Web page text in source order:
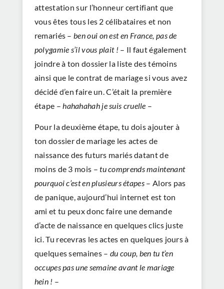
attestation sur l’honneur certifiant que
vous êtes tous les 2 célibataires et non
remariés – ben oui on est en France, pas de
polygamie s’il vous plait ! – Il faut également
joindre à ton dossier la liste des témoins
ainsi que le contrat de mariage si vous avez
décidé d’en faire un. C’était la première
étape – hahahahah je suis cruelle –
Pour la deuxième étape, tu dois ajouter à
ton dossier de mariage les actes de
naissance des futurs mariés datant de
moins de 3 mois –tu comprends maintenant
pourquoi c’est en plusieurs étapes – Alors pas
de panique, aujourd’hui internet est ton
ami et tu peux donc faire une demande
d’acte de naissance en quelques clics juste
ici. Tu recevras les actes en quelques jours à
quelques semaines – du coup, ben tu t’en
occupes pas une semaine avant le mariage
hein ! –